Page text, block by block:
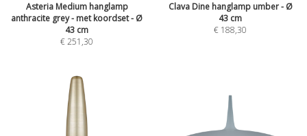
Asteria Medium hanglamp
anthracite grey - met koordset - Ø
43 cm
€251,30
Clava Dine hanglamp umber - Ø
43 cm
€ 188,30